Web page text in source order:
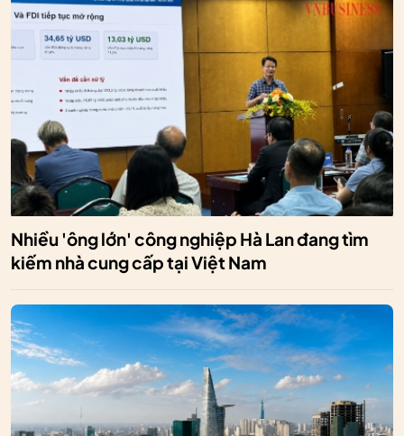
Nhiều 'ông lớn' công nghiệp Hà Lan đang tìm
kiếm nhà cung cấp tại Việt Nam